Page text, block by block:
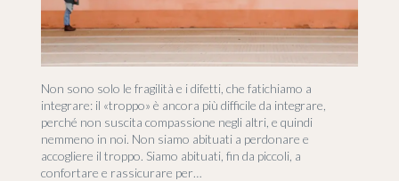
Non sono solo le fragilità e i difetti, che fatichiamo a
integrare: il «troppo» è ancora più difficile da integrare,
perché non suscita compassione negli altri, e quindi
nemmeno in noi. Non siamo abituati a perdonare e
accogliere il troppo. Siamo abituati, fin da piccoli, a
confortare e rassicurare per…